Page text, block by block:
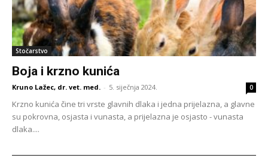
Stočarstvo
Boja i krzno kunića
Kruno Lažec, dr. vet. med. - 5. siječnja 2024. 0
Krzno kunića čine tri vrste glavnih dlaka i jedna prijelazna, a glavne
su pokrovna, osjasta i vunasta, a prijelazna je osjasto - vunasta
dlaka....